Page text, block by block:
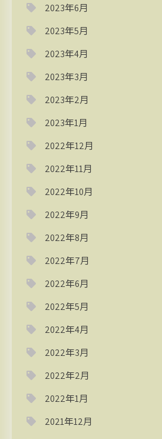
2023年6月
2023年5月
2023年4月
2023年3月
2023年2月
2023年1月
2022年12月
2022年11月
2022年10月
2022年9月
2022年8月
2022年7月
2022年6月
2022年5月
2022年4月
2022年3月
2022年2月
2022年1月
2021年12月